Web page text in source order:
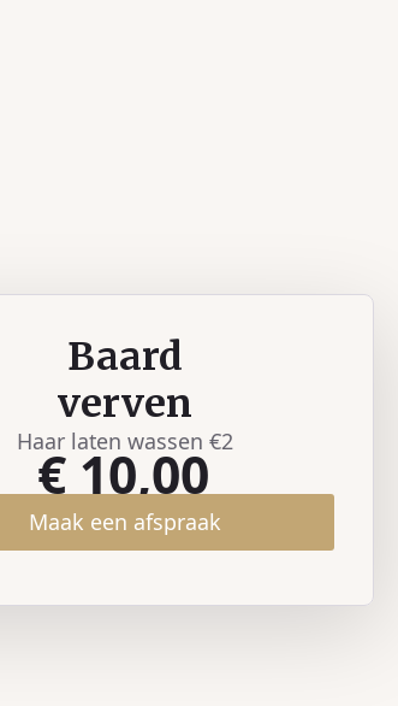
Baard
verven
Haar laten wassen €2
€ 10,00
Maak een afspraak